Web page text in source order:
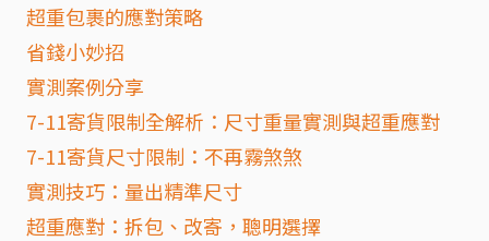
超重包裹的應對策略
省錢小妙招
實測案例分享
7-11寄貨限制全解析：尺寸重量實測與超重應對
7-11寄貨尺寸限制：不再霧煞煞
實測技巧：量出精準尺寸
超重應對：拆包、改寄，聰明選擇